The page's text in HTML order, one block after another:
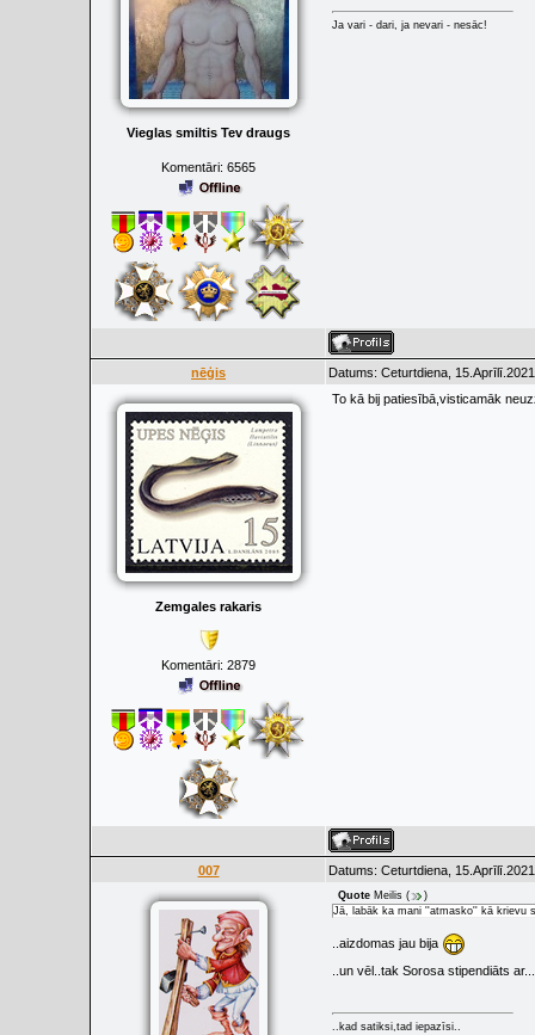
Vieglas smiltis Tev draugs
Komentāri: 6565
Ja vari - dari, ja nevari - nesāc!
nēģis Datums: Ceturtdiena,
Zemgales rakaris
Komentāri: 2879
To kā bij patiesībā,visticamāk
007 Datums: Ceturtdiena,
Quote Meilis (
)
Jā, labāk ka mani ''atmasko'' kā krievu
..aizdomas jau bija
..un vēl..tak Sorosa stipendiāts
..kad satiksi,tad iepazīsi..